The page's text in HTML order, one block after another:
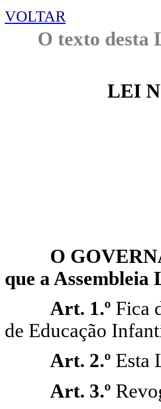
VOLTAR
O texto desta
LEI
O
que a Assembleia
Art. 1.º Fica
de Educação
Art. 2.º Esta
Art. 3.º